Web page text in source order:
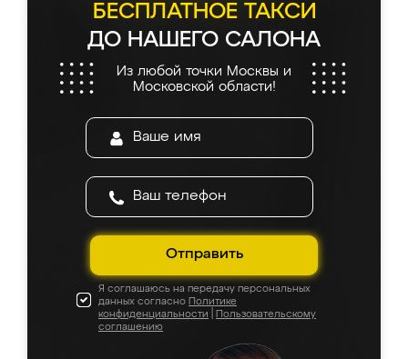
БЕСПЛАТНОЕ ТАКСИ
ДО НАШЕГО САЛОНА
Из любой точки Москвы и
Московской области!
Отправить
Я соглашаюсь на передачу персональных
данных согласно Политике
конфиденциальности
Пользовательскому
соглашению